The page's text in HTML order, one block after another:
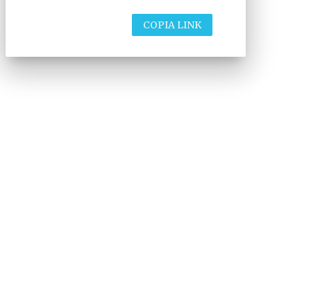
COPIA LINK